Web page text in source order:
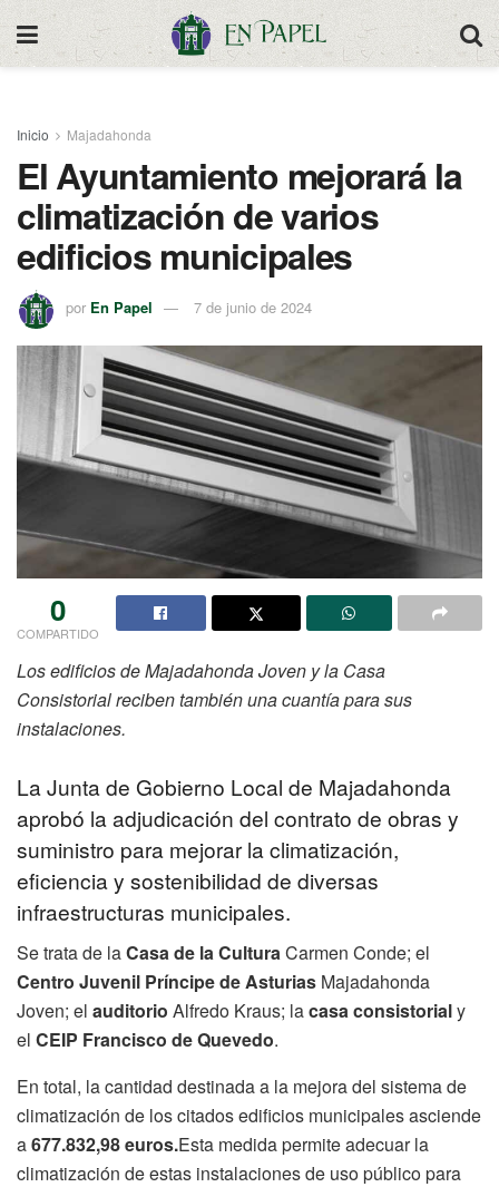
Inicio Majadahonda
El Ayuntamiento mejorará la
climatización de varios
edificios municipales
por En Papel 7 de junio de 2024
0
COMPARTIDO
Los edificios de Majadahonda Joven y la Casa
Consistorial reciben también una cuantía para sus
instalaciones.
La Junta de Gobierno Local de Majadahonda
aprobó la adjudicación del contrato de obras y
suministro para mejorar la climatización,
eficiencia y sostenibilidad de diversas
infraestructuras municipales.
Se trata de laCasa de la CulturaCarmen Conde; el
Centro Juvenil Príncipe de Asturias Majadahonda
Joven; el auditorio Alfredo Kraus; lacasa consistorialy
el CEIP Francisco de Quevedo.
En total, la cantidad destinada a la mejora del sistema de
climatización de los citados edificios municipales asciende
a677.832,98 euros.Esta medida permite adecuar la
climatización de estas instalaciones de uso público para